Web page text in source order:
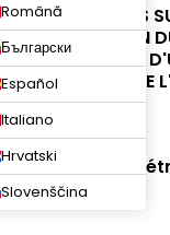
Română
Български
Español
Italiano
Hrvatski
Slovenščina
INFORMATIONS
RÉTRACTATION
À DISTANCE ET
DES LOCAUX DE
Droit de